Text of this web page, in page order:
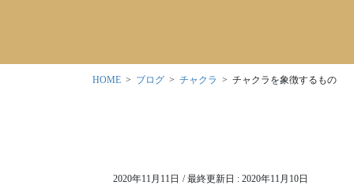
HOME ブログ チャクラ チャクラを象徴するもの
2020年11月11日 / 最終更新日 :2020年11月10日